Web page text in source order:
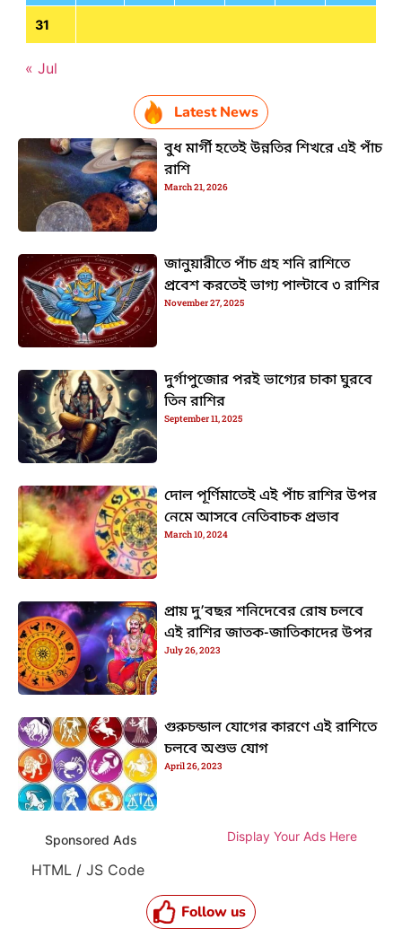
31
« Jul
Latest News
বুধ মার্গী হতেই উন্নতির শিখরে এই পাঁচ
রাশি
March 21, 2026
জানুয়ারীতে পাঁচ গ্রহ শনি রাশিতে
প্রবেশ করতেই ভাগ্য পাল্টাবে ৩ রাশির
November 27, 2025
দুর্গাপুজোর পরই ভাগ্যের চাকা ঘুরবে
তিন রাশির
September 11, 2025
দোল পূর্ণিমাতেই এই পাঁচ রাশির উপর
নেমে আসবে নেতিবাচক প্রভাব
March 10, 2024
প্রায় দু’বছর শনিদেবের রোষ চলবে
এই রাশির জাতক-জাতিকাদের উপর
July 26, 2023
গুরুচন্ডাল যোগের কারণে এই রাশিতে
চলবে অশুভ যোগ
April 26, 2023
Sponsored Ads Display Your Ads Here
HTML / JS Code
Follow us